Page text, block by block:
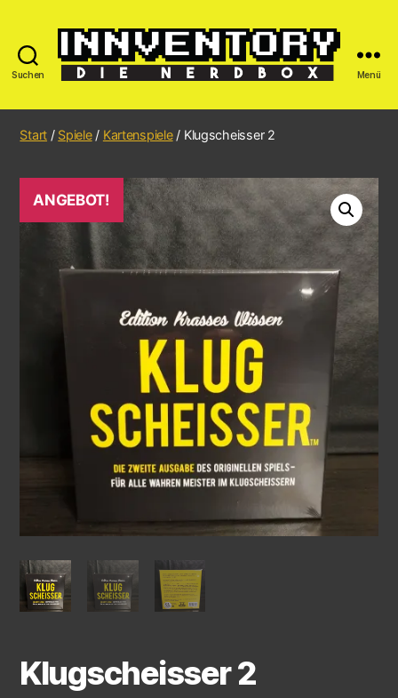
Suchen Menü
Start / Spiele/ Kartenspiele/ Klugscheisser 2
ANGEBOT!
Klugscheisser 2